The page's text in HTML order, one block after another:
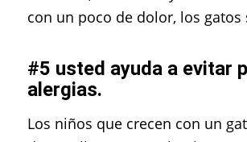
con un poco de dolor, los gatos
#5 usted ayuda a evitar
alergias.
Los niños que crecen con un